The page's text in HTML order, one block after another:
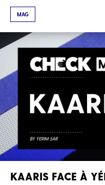
MAG
KAARIS FACE À